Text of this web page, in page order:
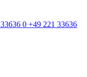
0 +49 221 33636